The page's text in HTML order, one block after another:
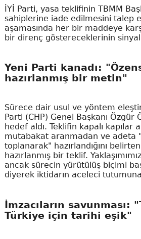
İYİ Parti, yasa teklifinin TBMM
sahiplerine iade edilmesini talep
aşamasında her bir maddeye
bir direnç göstereceklerinin
Yeni Parti kanadı:
hazırlanmış bir metin"
Sürece dair usul ve yöntem
Parti (CHP) Genel Başkanı Özgür
hedef aldı. Teklifin kapalı kapılar
mutabakat aranmadan ve adeta
toplanarak" hazırlandığını
hazırlanmış bir teklif.
ancak sürecin yürütülüş biçimi
diyerek iktidarın aceleci
İmzacıların savunması:
Türkiye için tarihi eşik"